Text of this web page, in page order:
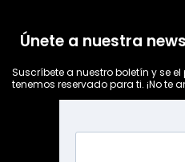
Únete a nuestra
Suscríbete a nuestro boletín y se
tenemos reservado para ti. ¡No te